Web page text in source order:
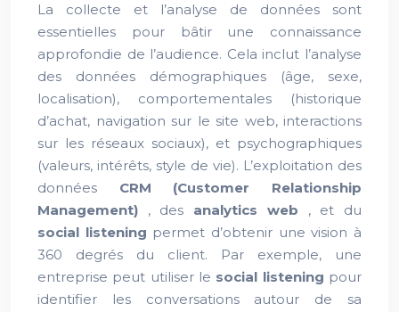
La collecte et l’analyse de données sont
essentielles pour bâtir une connaissance
approfondie de l’audience. Cela inclut l’analyse
des données démographiques (âge, sexe,
localisation), comportementales (historique
d’achat, navigation sur le site web, interactions
sur les réseaux sociaux), et psychographiques
(valeurs, intérêts, style de vie). L’exploitation des
données CRM (Customer Relationship
Management) , des analytics web , et du
social listening permet d’obtenir une vision à
360 degrés du client. Par exemple, une
entreprise peut utiliser le social listening pour
identifier les conversations autour de sa